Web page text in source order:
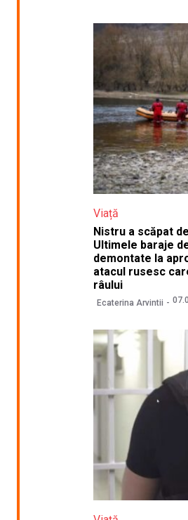
Viață
Nistru a scăpat
Ultimele baraje
demontate la
atacul rusesc
râului
Ecaterina Arvintii